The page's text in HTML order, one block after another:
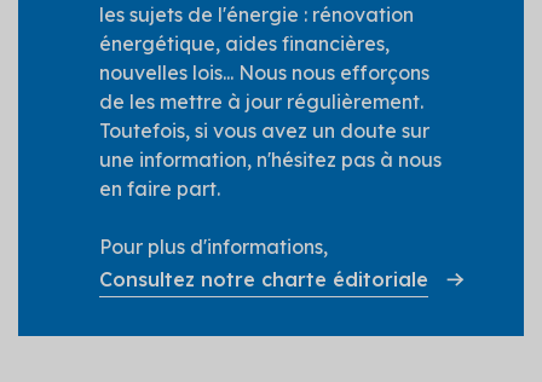
les sujets de l'énergie : rénovation
énergétique, aides financières,
nouvelles lois... Nous nous efforçons
de les mettre à jour régulièrement.
Toutefois, si vous avez un doute sur
une information, n'hésitez pas à nous
en faire part.
Pour plus d'informations,
Consultez notre charte éditoriale